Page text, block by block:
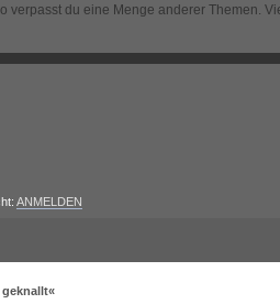
du eine Menge anderer Themen.
ANMELDEN